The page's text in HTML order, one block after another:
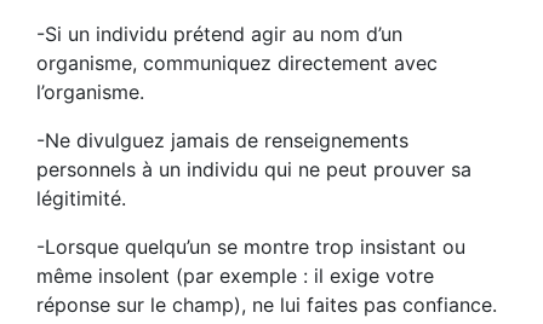
-Si un individu prétend agir au nom d’un
organisme, communiquez directement avec
l’organisme.
-Ne divulguez jamais de renseignements
personnels à un individu qui ne peut prouver sa
légitimité.
-Lorsque quelqu’un se montre trop insistant ou
même insolent (par exemple : il exige votre
réponse sur le champ), ne lui faites pas confiance.